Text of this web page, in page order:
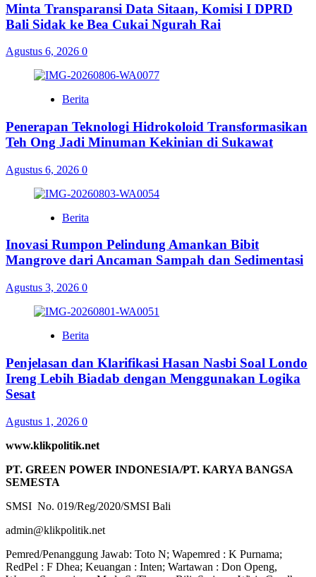
Minta Transparansi Data Sitaan, Komisi I DPRD
Bali Sidak ke Bea Cukai Ngurah Rai
Agustus 6, 2026 0
Berita
Penerapan Teknologi Hidrokoloid Transformasikan
Teh Ong Jadi Minuman Kekinian di Sukawat
Agustus 6, 2026 0
Berita
Inovasi Rumpon Pelindung Amankan Bibit
Mangrove dari Ancaman Sampah dan Sedimentasi
Agustus 3, 2026 0
Berita
Penjelasan dan Klarifikasi Hasan Nasbi Soal Londo
Ireng Lebih Biadab dengan Menggunakan Logika
Sesat
Agustus 1, 2026 0
www.klikpolitik.net
PT. GREEN POWER INDONESIA/PT. KARYA BANGSA
SEMESTA
SMSI No. 019/Reg/2020/SMSI Bali
admin@klikpolitik.net
Pemred/Penanggung Jawab: Toto N; Wapemred : K Purnama;
RedPel : F Dhea; Keuangan : Inten; Wartawan : Don Openg,